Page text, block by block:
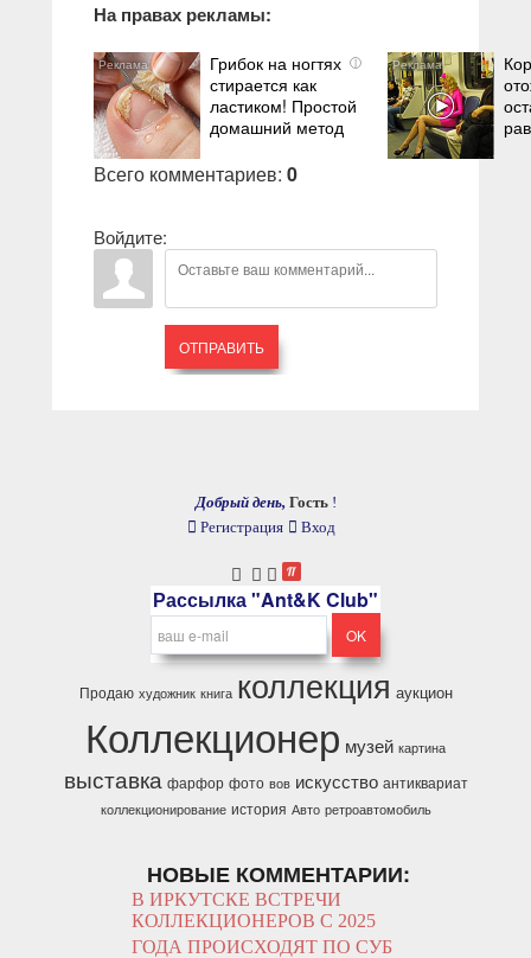
На правах рекламы:
i
Грибок на ногтях
стирается как
ластиком! Простой
домашний метод
Всего комментариев: 0
Войдите:
ОТПРАВИТЬ
Добрый день, Гость !
Регистрация
Вход
Рассылка "Ant&K Club"
Продаю художник книга коллекция аукцион
Коллекционер музей картина
выставка фарфор фото вов искусство антиквариат
коллекционирование история Авто ретроавтомобиль
НОВЫЕ КОММЕНТАРИИ:
В ИРКУТСКЕ ВСТРЕЧИ
КОЛЛЕКЦИОНЕРОВ С 2025
ГОДА ПРОИСХОДЯТ ПО СУБ